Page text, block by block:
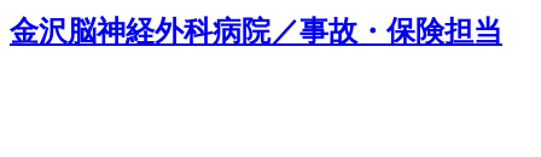
金沢脳神経外科病院／事故・保険担当